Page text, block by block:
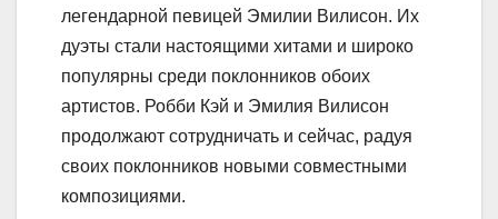
легендарной певицей Эмилии Вилисон. Их
дуэты стали настоящими хитами и широко
популярны среди поклонников обоих
артистов. Робби Кэй и Эмилия Вилисон
продолжают сотрудничать и сейчас, радуя
своих поклонников новыми совместными
композициями.